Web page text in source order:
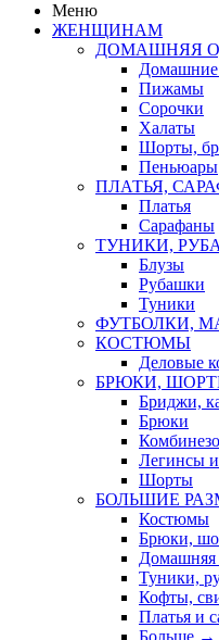
Меню
ЖЕНЩИНАМ
ДОМАШНЯЯ
Пижамы
Сорочки
Халаты
Шорты,
Пеньюары
ПЛАТЬЯ,
Платья
Сарафаны
ТУНИКИ,
Блузы
Рубашки
Туники
ФУТБОЛКИ,
КОСТЮМЫ
Деловые
БРЮКИ,
Бриджи,
Брюки
Легинсы
Шорты
БОЛЬШИЕ
Костюмы
Брюки,
Домашняя
Туники,
Кофты,
Платья и
Больше →